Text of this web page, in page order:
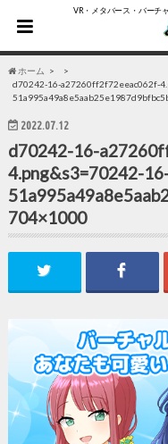
VR・メタバース・バーチ
ホーム
d70242-16-a27260ff2f72eeac062f-
2022.07.12
d70242-16-
4.png&s3=70242-
704×1000